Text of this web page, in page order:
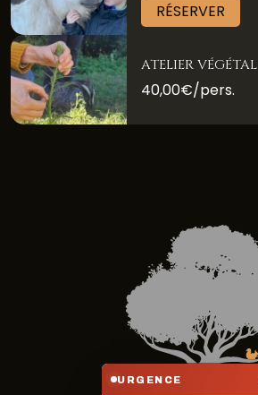
RÉSERVER
ATELIER VÉGÉTAL
40,00€/pers.
URGENCE